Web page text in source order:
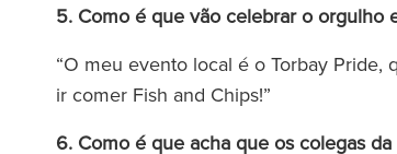
5. Como é que vão celebrar o orgulho
“O meu evento local é o Torbay Pride,
ir comer Fish and Chips!”
6. Como é que acha que os colegas
(2026)